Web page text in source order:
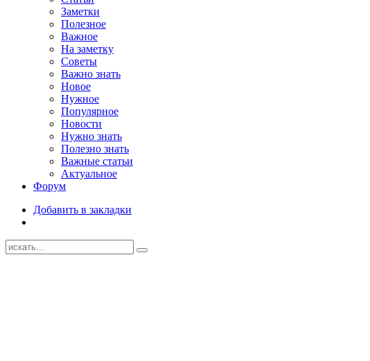
Заметки
Полезное
Важное
На заметку
Советы
Важно знать
Новое
Нужное
Популярное
Новости
Нужно знать
Полезно знать
Важные статьи
Актуальное
Форум
Добавить в закладки